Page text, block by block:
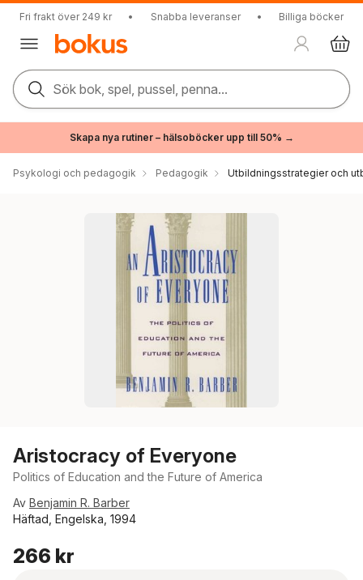
Fri frakt över 249 kr • Snabba leveranser • Billiga böcker
Sök bok, spel, pussel, penna...
Skapa nya rutiner – hälsoböcker upp till 50% →
Psykologi och pedagogik Pedagogik Utbildningsstrategier och
Aristocracy of Everyone
Politics of Education and the Future of America
Av Benjamin R. Barber
Häftad, Engelska, 1994
266 kr